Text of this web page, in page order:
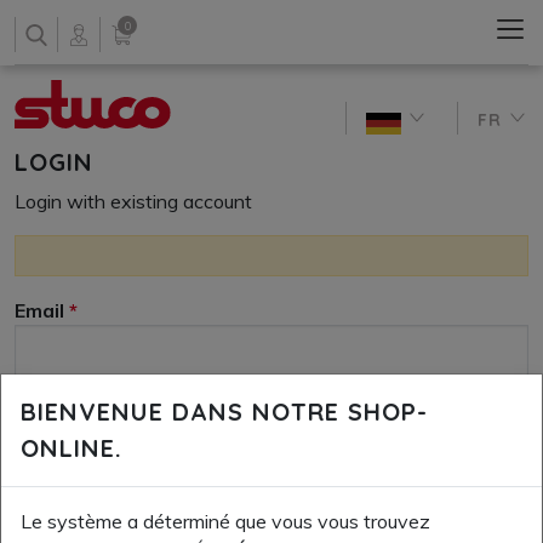
0
FR
LOGIN
Login with existing account
Email
Password
Remember me
BIENVENUE DANS NOTRE SHOP-
ONLINE.
Le système a déterminé que vous vous trouvez